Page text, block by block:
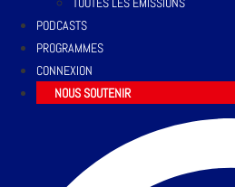
PODCASTS
PROGRAMMES
CONNEXION
NOUS SOUTENIR